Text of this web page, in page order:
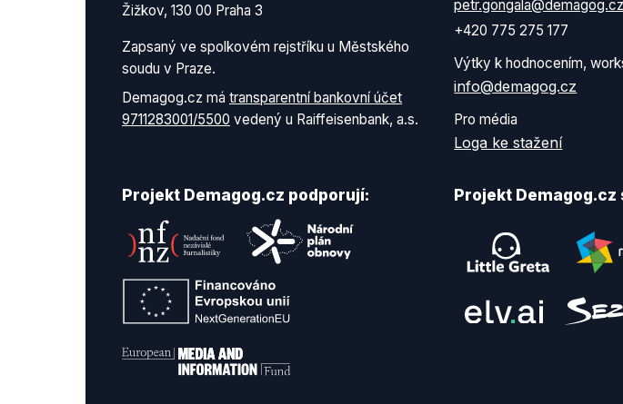
Žižkov, 130 00 Praha 3
Zapsaný ve spolkovém rejstříku u Městského
soudu v Praze.
Demagog.cz má transparentní bankovní účet
9711283001/5500 vedený u Raiffeisenbank, a.s.
petr.gongala@demagog.cz
+420 775 275 177
Výtky k hodnocením,
info@demagog.cz
Pro média
Loga ke stažení
Projekt Demagog.cz podporují: Projekt